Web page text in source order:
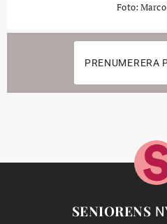
Foto:
PRENUMERERA
SENIORENS